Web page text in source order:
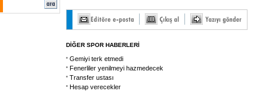
DİĞER SPOR HABERLERİ
Gemiyi terk etmedi
Fenerliler yenilmeyi hazmedecek
Transfer ustası
Hesap verecekler